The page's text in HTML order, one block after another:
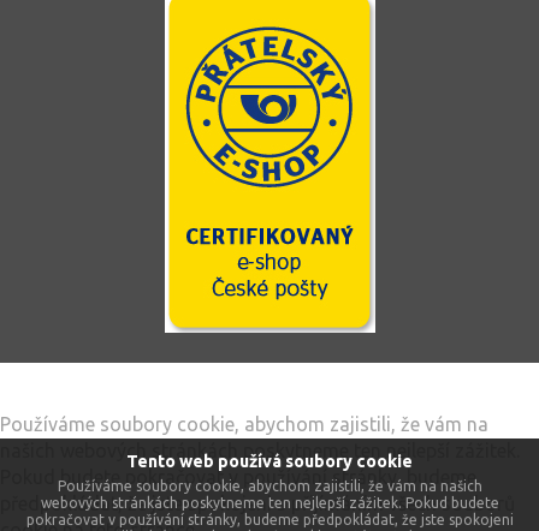
Tento web používá soubory cookie
Používáme soubory cookie, abychom zajistili, že vám na našich
webových stránkách poskytneme ten nejlepší zážitek. Pokud budete
pokračovat v používání stránky, budeme předpokládat, že jste spokojeni
Používáme soubory cookie, abychom zajistili, že vám na
našich webových stránkách poskytneme ten nejlepší zážitek.
Pokud budete pokračovat v používání stránky, budeme
předpokládat, že jste spokojeni s přijímáním všech souborů